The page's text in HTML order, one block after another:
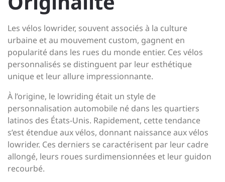
Les vélos lowrider, souvent associés à la culture
urbaine et au mouvement custom, gagnent en
popularité dans les rues du monde entier. Ces vélos
personnalisés se distinguent par leur esthétique
unique et leur allure impressionnante.
À l’origine, le lowriding était un style de
personnalisation automobile né dans les quartiers
latinos des États-Unis. Rapidement, cette tendance
s’est étendue aux vélos, donnant naissance aux vélos
lowrider. Ces derniers se caractérisent par leur cadre
allongé, leurs roues surdimensionnées et leur guidon
recourbé.